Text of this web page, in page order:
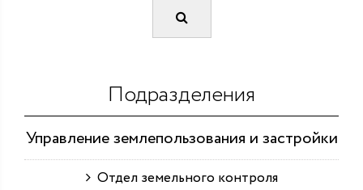
Подразделения
Управление землепользования и застройки
Отдел земельного контроля